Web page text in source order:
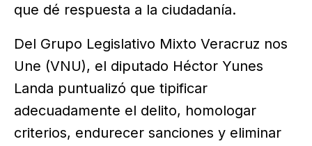
que dé respuesta a la ciudadanía.
Del Grupo Legislativo Mixto Veracruz nos
Une (VNU), el diputado Héctor Yunes
Landa puntualizó que tipificar
adecuadamente el delito, homologar
criterios, endurecer sanciones y eliminar